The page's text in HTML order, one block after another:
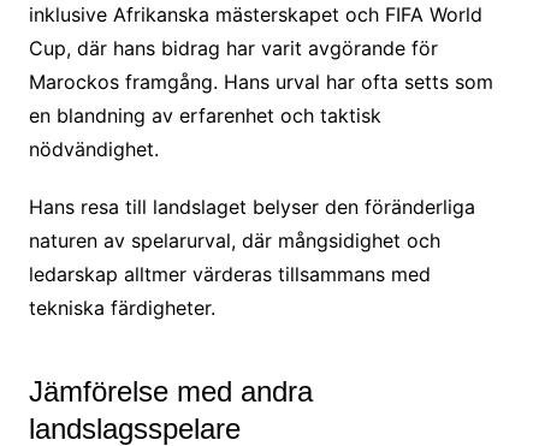
inklusive Afrikanska mästerskapet och FIFA World
Cup, där hans bidrag har varit avgörande för
Marockos framgång. Hans urval har ofta setts som
en blandning av erfarenhet och taktisk
nödvändighet.
Hans resa till landslaget belyser den föränderliga
naturen av spelarurval, där mångsidighet och
ledarskap alltmer värderas tillsammans med
tekniska färdigheter.
Jämförelse med andra
landslagsspelare